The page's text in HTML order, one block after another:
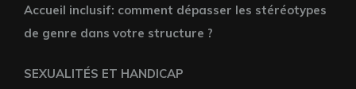
Accueil inclusif: comment dépasser les stéréotypes
de genre dans votre structure ?
SEXUALITÉS ET HANDICAP